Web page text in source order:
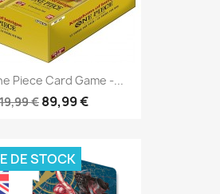
Piece Card Game -...
€ 89,99 €
DE STOCK